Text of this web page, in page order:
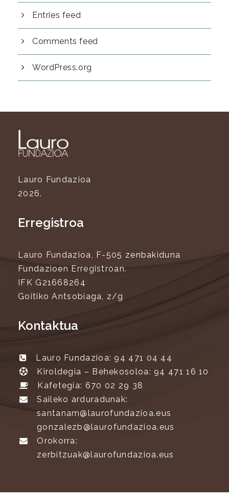
Entries feed
Comments feed
WordPress.org
Lauro Fundazioa
2026.
Erregistroa
Lauro Fundazioa, F-505 zenbakiduna
Fundazioen Erregistroan.
IFK G21668264
Goitiko Antsobiaga, z/g
Kontaktua
Lauro Fundazioa: 94 471 04 44
Kiroldegia – Behekosoloa: 94 471 16 10
Kafetegia: 670 02 29 38
Saileko arduradunak:
santanam@laurofundazioa.eus
gonzalezb@laurofundazioa.eus
Orokorra:
zerbitzuak@laurofundazioa.eus